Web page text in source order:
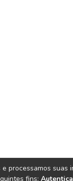
e processamos suas
fins: